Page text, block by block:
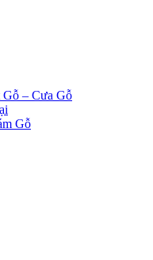
Gỗ – Cưa Gỗ
Gỗ